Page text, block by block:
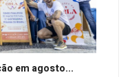
em agosto...